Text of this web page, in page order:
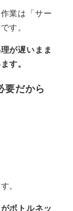
業は「サー
す。
が遅いまま
す。
要だから
。
ボトルネッ